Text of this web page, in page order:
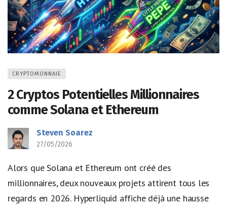
CRYPTOMONNAIE
2 Cryptos Potentielles Millionnaires
comme Solana et Ethereum
Steven Soarez
27/05/2026
Alors que Solana et Ethereum ont créé des
millionnaires, deux nouveaux projets attirent tous les
regards en 2026. Hyperliquid affiche déjà une hausse